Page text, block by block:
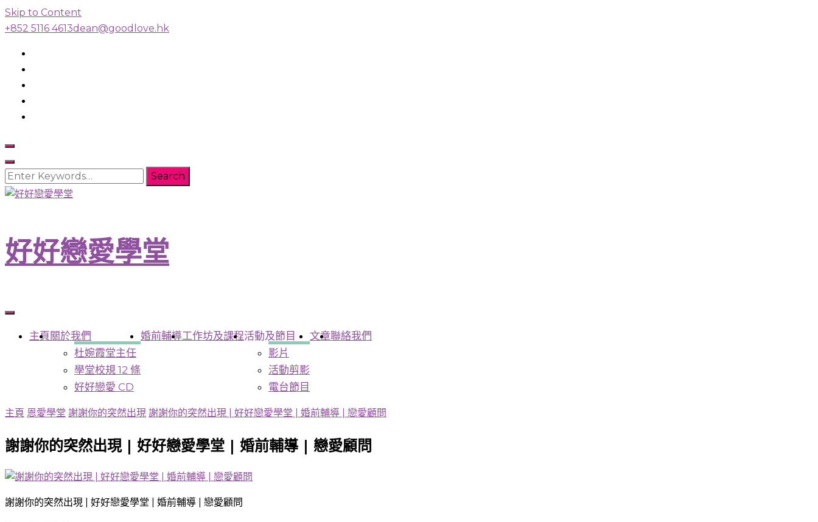
Skip to Content
+852 5116 4613dean@goodlove.hk
Looking
for
好好戀愛學堂
主頁 關於我們
杜婉霞堂主任
學堂校規 12 條
好好戀愛 CD
婚前輔導工作坊及課程活動及節目
影片
活動剪影
電台節目
文章聯絡我們
主頁 恩愛學堂 謝謝你的突然出現 謝謝你的突然出現 | 好好戀愛學堂 | 婚前輔導 | 戀愛顧問
謝謝你的突然出現 | 好好戀愛學堂 | 婚前輔導 | 戀愛顧問
謝謝你的突然出現 | 好好戀愛學堂 | 婚前輔導 | 戀愛顧問